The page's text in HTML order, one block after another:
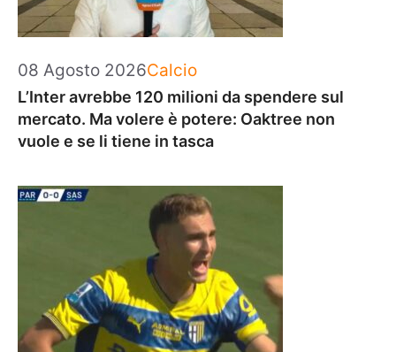
08 Agosto 2026Categorie
Calcio
L’Inter avrebbe 120 milioni da spendere sul
mercato. Ma volere è potere: Oaktree non
vuole e se li tiene in tasca